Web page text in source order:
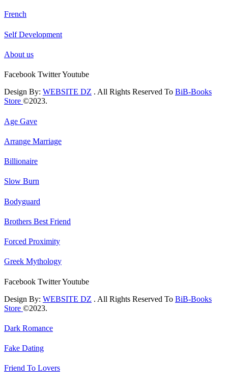
French
Self Development
About us
Facebook TwitterYoutube
Design By: WEBSITE DZ . All Rights Reserved To BiB-Books
Store ©2023.
Age Gave
Arrange Marriage
Billionaire
Slow Burn
Bodyguard
Brothers Best Friend
Forced Proximity
Greek Mythology
Facebook TwitterYoutube
Design By: WEBSITE DZ . All Rights Reserved To BiB-Books
Store ©2023.
Dark Romance
Fake Dating
Friend To Lovers